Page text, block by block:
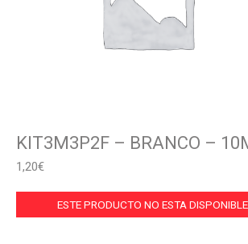
KIT3M3P2F – BRANCO –
1,20€
ESTE PRODUCTO NO ESTA